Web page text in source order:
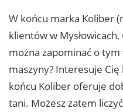
W końcu marka Koliber
klientów w
można zapominać o tym
maszyny? Interesuje
końcu Koliber oferuje
tani. Możesz zatem